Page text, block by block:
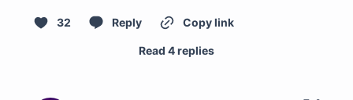
32 Reply Copy link
Read 4 replies